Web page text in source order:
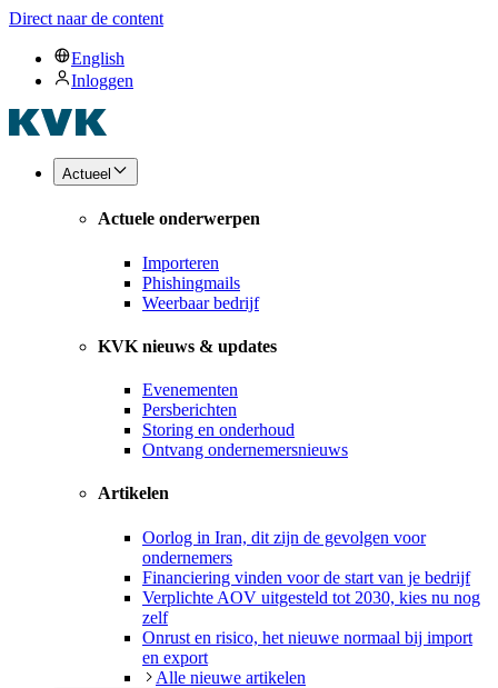
Direct naar de content
English
Inloggen
Actueel
Actuele onderwerpen
Importeren
Phishingmails
Weerbaar bedrijf
KVK nieuws & updates
Evenementen
Persberichten
Storing en onderhoud
Ontvang ondernemersnieuws
Artikelen
Oorlog in Iran, dit zijn de gevolgen voor
ondernemers
Financiering vinden voor de start van je bedrijf
Verplichte AOV uitgesteld tot 2030, kies nu nog
zelf
Onrust en risico, het nieuwe normaal bij import
en export
Alle nieuwe artikelen